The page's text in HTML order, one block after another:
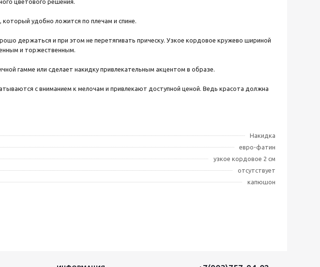
цветового решения.
удобно ложится по плечам и спине.
держаться и при этом не перетягивать прическу. Узкое кордовое кружево шириной
и торжественным.
гамме или сделает накидку привлекательным акцентом в образе.
с вниманием к мелочам и привлекают доступной ценой. Ведь красота должна
Накидка
евро-фатин
узкое кордовое 2 см
отсутствует
капюшон